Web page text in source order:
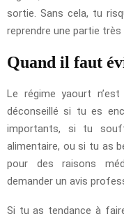
sortie. Sans cela, tu
reprendre une partie très
Quand il faut
Le régime yaourt
déconseillé si tu es
importants, si tu
alimentaire, ou si tu as
pour des raisons
demander un avis
Si tu as tendance à